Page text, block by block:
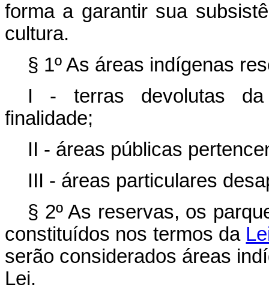
forma a garantir sua
cultura.
§ 1º As áreas indígenas
I - terras devolutas da
finalidade;
II - áreas públicas
III - áreas particulares
§ 2º As reservas, os
constituídos nos termos da
serão considerados áreas
Lei.